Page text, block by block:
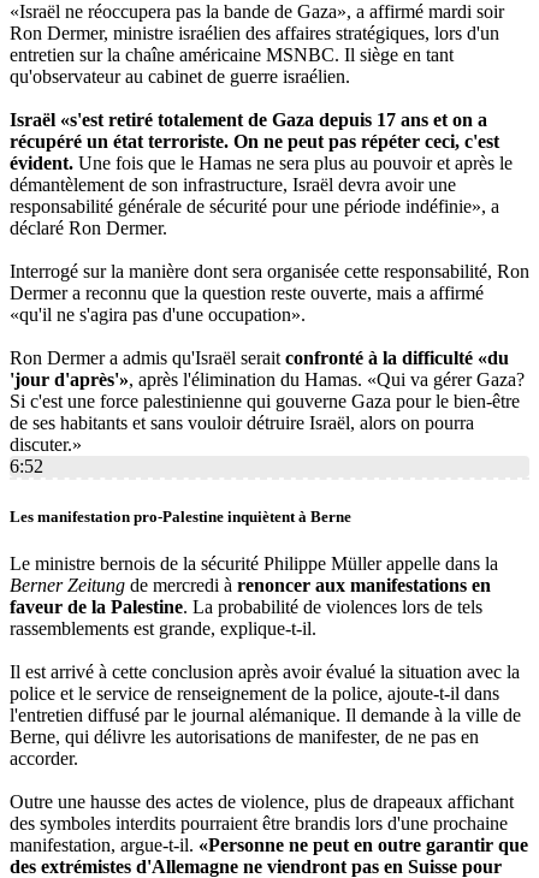
«Israël ne réoccupera pas la bande de Gaza», a affirmé mardi soir
Ron Dermer, ministre israélien des affaires stratégiques, lors d'un
entretien sur la chaîne américaine MSNBC. Il siège en tant
qu'observateur au cabinet de guerre israélien.
Israël «s'est retiré totalement de Gaza depuis 17 ans et on a
récupéré un état terroriste. On ne peut pas répéter ceci, c'est
évident. Une fois que le Hamas ne sera plus au pouvoir et après le
démantèlement de son infrastructure, Israël devra avoir une
responsabilité générale de sécurité pour une période indéfinie», a
déclaré Ron Dermer.
Interrogé sur la manière dont sera organisée cette responsabilité, Ron
Dermer a reconnu que la question reste ouverte, mais a affirmé
«qu'il ne s'agira pas d'une occupation».
Ron Dermer a admis qu'Israël serait confronté à la difficulté «du
'jour d'après'», après l'élimination du Hamas. «Qui va gérer Gaza?
Si c'est une force palestinienne qui gouverne Gaza pour le bien-être
de ses habitants et sans vouloir détruire Israël, alors on pourra
discuter.»
6:52
Les manifestation pro-Palestine inquiètent à Berne
Le ministre bernois de la sécurité Philippe Müller appelle dans la
Berner Zeitung de mercredi à renoncer aux manifestations en
faveur de la Palestine. La probabilité de violences lors de tels
rassemblements est grande, explique-t-il.
Il est arrivé à cette conclusion après avoir évalué la situation avec la
police et le service de renseignement de la police, ajoute-t-il dans
l'entretien diffusé par le journal alémanique. Il demande à la ville de
Berne, qui délivre les autorisations de manifester, de ne pas en
accorder.
Outre une hausse des actes de violence, plus de drapeaux affichant
des symboles interdits pourraient être brandis lors d'une prochaine
manifestation, argue-t-il. «Personne ne peut en outre garantir que
des extrémistes d'Allemagne ne viendront pas en Suisse pour